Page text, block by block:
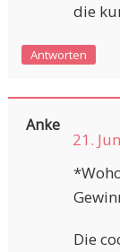
die
Antworten
Anke
21.
Die